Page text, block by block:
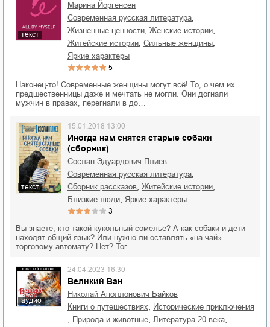
текст
Марина Йоргенсен
современная русская литература
жизненные ценности женские истории
житейские истории сильные женщины
яркие характеры
5
Наконец-то! Современные женщины могут всё! То, о чем их
предшественницы даже и мечтать не могли. Они догнали
мужчин в правах, перегнали в до…
текст
Иногда нам снятся старые собаки
(сборник)
15.01.2018 13:00
Сослан Эдуардович Плиев
современная русская литература
сборник рассказов житейские истории
близкие люди яркие характеры
3
Вы знаете, кто такой кукольный сомелье? А как собаки и дети
находят общий язык? Или нужно ли оставлять «на чай»
торговому автомату? Нет? Тог…
аудио
Великий Ван
24.04.2023 16:30
Николай Аполлонович Байков
книги о путешествиях
исторические приключения
природа и животные литература 20 века